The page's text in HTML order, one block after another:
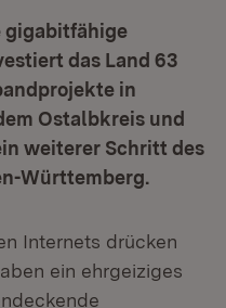
gigabitfähige
das Land 63
in
Ostalbkreis und
weiterer Schritt des
Württemberg.
Internets drücken
ein ehrgeiziges